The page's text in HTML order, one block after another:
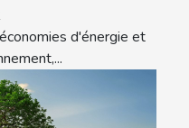
d'énergie et